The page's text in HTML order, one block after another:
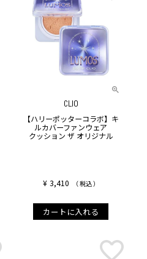
CLIO
【ハリーポッターコラボ】キ
ルカバーファンウェア
クッション ザ オリジナル
¥ 3,410 税込
カートに入れる